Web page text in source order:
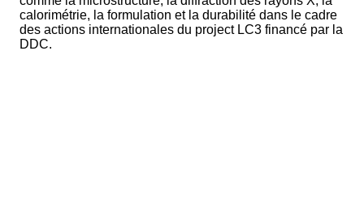
calorimétrie, la formulation et la durabilité dans le cadre
des actions internationales du project LC3 financé par la
DDC.